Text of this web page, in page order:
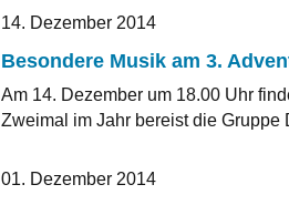
14. Dezember 2014
Besondere Musik am 3.
Am 14. Dezember um 18.00 Uhr
Zweimal im Jahr bereist die Gruppe
01. Dezember 2014